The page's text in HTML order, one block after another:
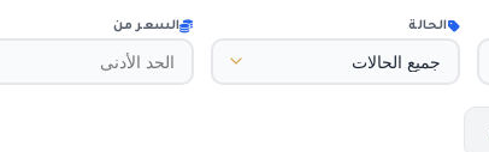
الحالة السعر من